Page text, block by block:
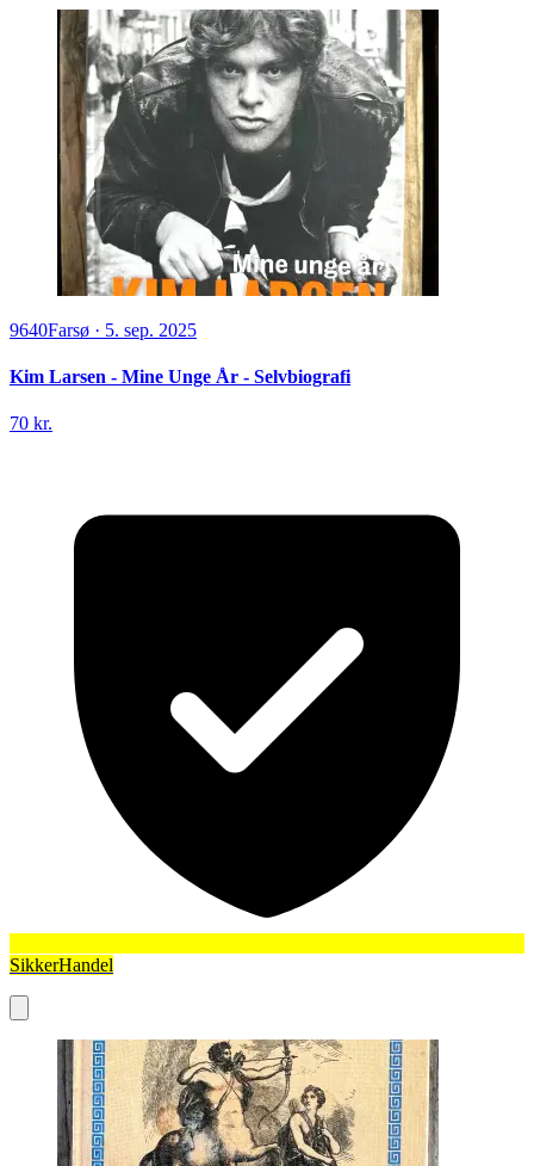
9640Farsø · 5. sep. 2025
Kim Larsen - Mine Unge År - Selvbiografi
70 kr.
SikkerHandel